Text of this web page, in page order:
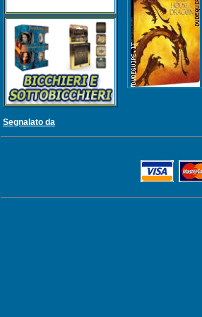
Segnalato da